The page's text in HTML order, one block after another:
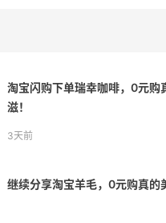
分享淘宝天猫超市羊毛，碰上真
毛了，绝绝子！
3天前
分享淘宝天猫超市饮料羊毛，